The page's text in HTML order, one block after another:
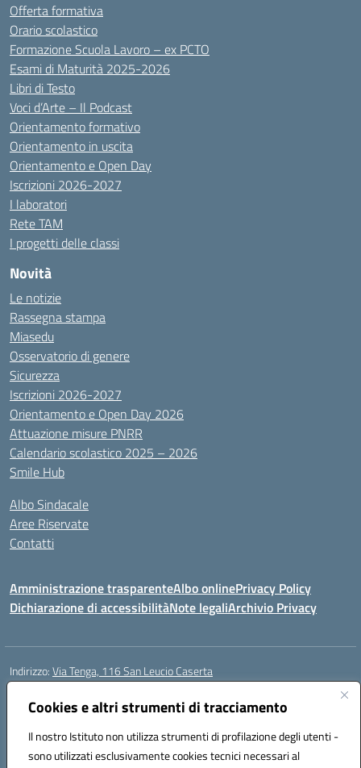
Cookies e altri strumenti di tracciamento
Il nostro Istituto non utilizza strumenti di profilazione degli utenti -
sono utilizzati esclusivamente cookies tecnici necessari al
Offerta formativa
Orario scolastico
Formazione Scuola Lavoro – ex PCTO
Esami di Maturità 2025-2026
Libri di Testo
Voci d’Arte – Il Podcast
Orientamento formativo
Orientamento in uscita
Orientamento e Open Day
Iscrizioni 2026-2027
I laboratori
Rete TAM
I progetti delle classi
Novità
Le notizie
Rassegna stampa
Miasedu
Osservatorio di genere
Sicurezza
Iscrizioni 2026-2027
Orientamento e Open Day 2026
Attuazione misure PNRR
Calendario scolastico 2025 – 2026
Smile Hub
Albo Sindacale
Aree Riservate
Contatti
Amministrazione trasparenteAlbo onlinePrivacy Policy
Dichiarazione di accessibilitàNote legaliArchivio Privacy
Indirizzo:Via Tenga, 116 San Leucio Caserta
Centralino:
Posta elettronica certificata (PEC):ceis042009@pec.istruzione.it
Codice fiscale: 93098380616
Codice meccanografico:CEIS042009